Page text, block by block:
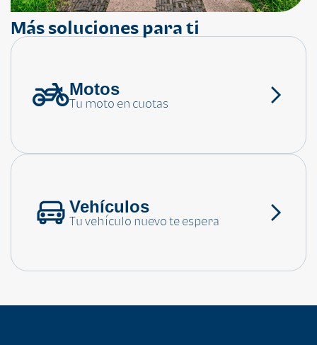
¿Necesitas ayuda?
Más soluciones para ti
Motos
Tu moto en cuotas
Vehículos
Tu vehículo nuevo te espera